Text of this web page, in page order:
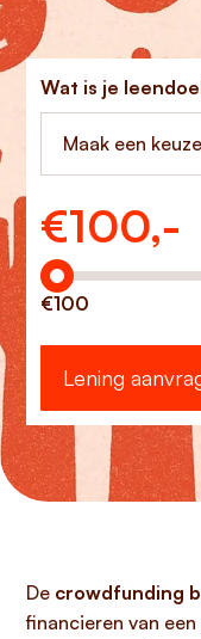
Wat is je
Maak een keuze
€100,-
Hoeveel wilt u
€100
Lening
De crowdfunding
financieren van